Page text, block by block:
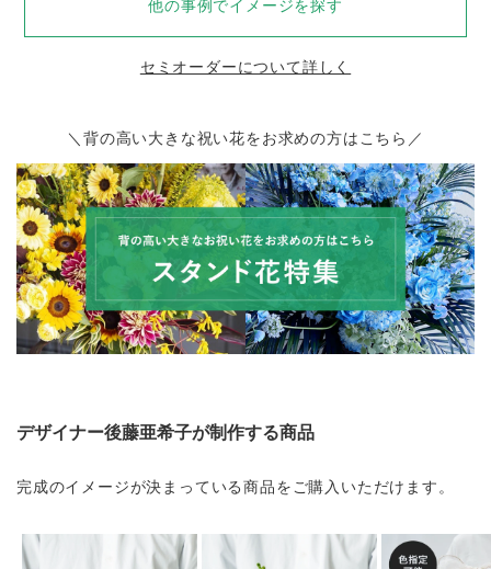
他の事例でイメージを探す
セミオーダーについて詳しく
＼背の高い大きな祝い花をお求めの方はこちら／
デザイナー後藤亜希子が制作する商品
完成のイメージが決まっている商品をご購入いただけます。